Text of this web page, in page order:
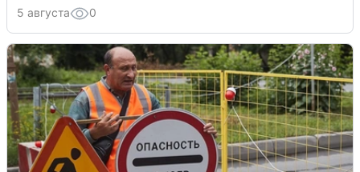
5 августа 0